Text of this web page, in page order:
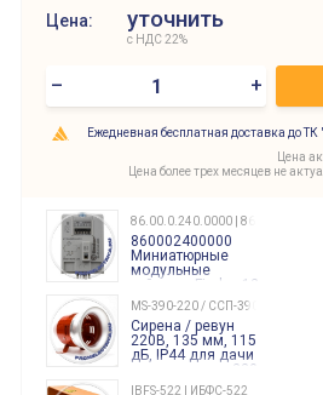
Цена: уточнить
с НДС 22%
– +
Ежедневная бесплатная доставка до
Цена
Цена более трех месяцев не
86.00.0.240.0000 | 860002400000
860002400000
Миниатюрные
модульные
таймеры Finder, 12-
240 Вольт AC/DC
Finder
86.00.0.240.0000
MS-390-220 / ССП-390 220В
Сирена / ревун
220В, 135 мм, 115
дБ, IP44 для дачи
производства 220
Вольт звук ситены
IBFS-522 | ИБФС-522